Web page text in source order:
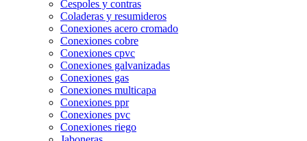
Cespoles y contras
Coladeras y resumideros
Conexiones acero cromado
Conexiones cobre
Conexiones cpvc
Conexiones galvanizadas
Conexiones gas
Conexiones multicapa
Conexiones ppr
Conexiones pvc
Conexiones riego